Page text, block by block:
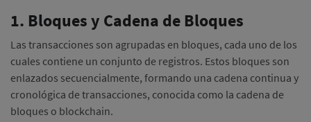
1. Bloques y Cadena de Bloques
Las transacciones son agrupadas en bloques, cada uno de los
cuales contiene un conjunto de registros. Estos bloques son
enlazados secuencialmente, formando una cadena continua y
cronológica de transacciones, conocida como la cadena de
bloques o blockchain.